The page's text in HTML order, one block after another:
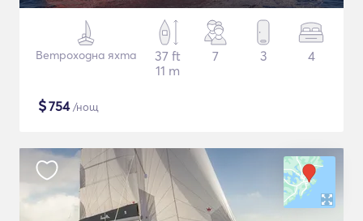
Ветроходна яхта
37 ft
11 m
7 3 4
$754/нощ